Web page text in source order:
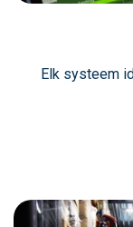
Elk systeem